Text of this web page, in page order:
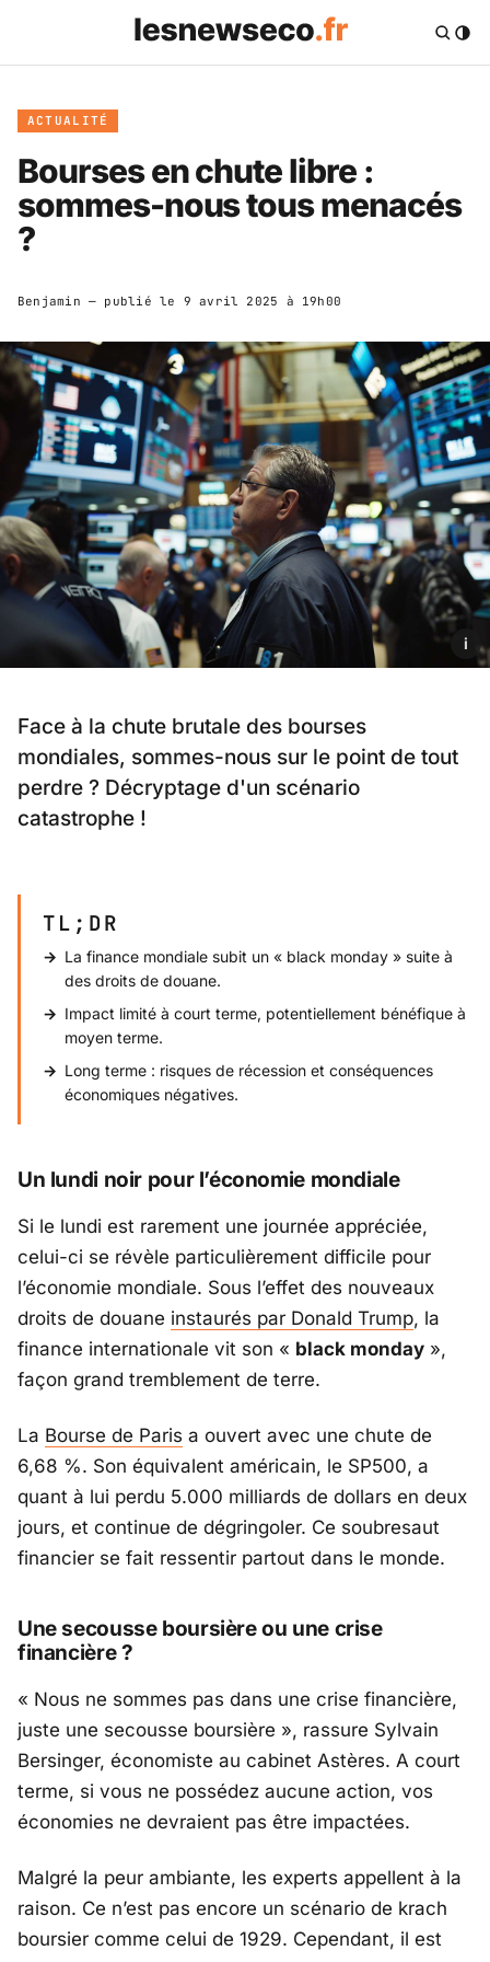
ACTUALITÉ
Bourses en chute libre :
sommes-nous tous menacés
?
Benjamin — publié le 9 avril 2025 à 19h00
i
Face à la chute brutale des bourses
mondiales, sommes-nous sur le point de tout
perdre ? Décryptage d'un scénario
catastrophe !
TL;DR
La finance mondiale subit un « black monday » suite à
des droits de douane.
Impact limité à court terme, potentiellement bénéfique à
moyen terme.
Long terme : risques de récession et conséquences
économiques négatives.
Un lundi noir pour l’économie mondiale
Si le lundi est rarement une journée appréciée,
celui-ci se révèle particulièrement difficile pour
l’économie mondiale. Sous l’effet des nouveaux
droits de douane instaurés par Donald Trump, la
finance internationale vit son « black monday »,
façon grand tremblement de terre.
La Bourse de Paris a ouvert avec une chute de
6,68 %. Son équivalent américain, le SP500, a
quant à lui perdu 5.000 milliards de dollars en deux
jours, et continue de dégringoler. Ce soubresaut
financier se fait ressentir partout dans le monde.
Une secousse boursière ou une crise
financière ?
« Nous ne sommes pas dans une crise financière,
juste une secousse boursière », rassure Sylvain
Bersinger, économiste au cabinet Astères. A court
terme, si vous ne possédez aucune action, vos
économies ne devraient pas être impactées.
Malgré la peur ambiante, les experts appellent à la
raison. Ce n’est pas encore un scénario de krach
boursier comme celui de 1929. Cependant, il est